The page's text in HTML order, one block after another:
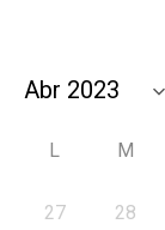
L M
27 28